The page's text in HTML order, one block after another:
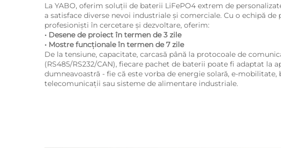
La YABO, oferim soluții de baterii LiFePO4 extrem de
a satisface diverse nevoi industriale și comerciale. Cu o echipă de
profesioniști în cercetare și dezvoltare, oferim:
• Desene de proiect în termen de 3 zile
• Mostre funcționale în termen de 7 zile
De la tensiune, capacitate, carcasă până la protocoale de
(RS485/RS232/CAN), fiecare pachet de baterii poate fi adaptat la
dumneavoastră - fie că este vorba de energie solară, e-mobilitate,
telecomunicații sau sisteme de alimentare industriale.